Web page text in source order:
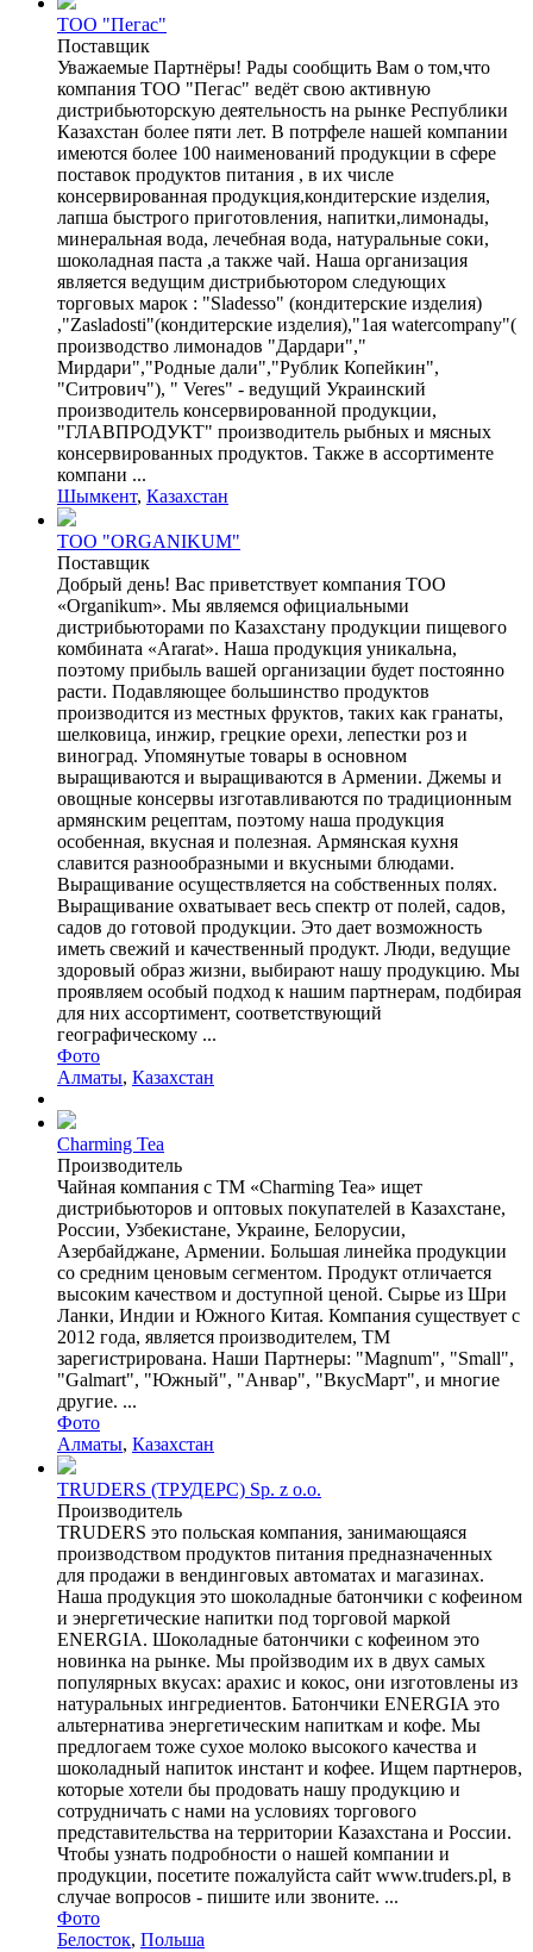
ТОО "Пегас"
Поставщик
Уважаемые Партнёры! Рады сообщить Вам о том,что
компания ТОО "Пегас" ведёт свою активную
дистрибьюторскую деятельность на рынке Республики
Казахстан более пяти лет. В потрфеле нашей компании
имеются более 100 наименований продукции в сфере
поставок продуктов питания , в их числе
консервированная продукция,кондитерские изделия,
лапша быстрого приготовления, напитки,лимонады,
минеральная вода, лечебная вода, натуральные соки,
шоколадная паста ,а также чай. Наша организация
является ведущим дистрибьютором следующих
торговых марок : "Sladesso" (кондитерские изделия)
,"Zasladosti"(кондитерские изделия),"1ая watercompany"(
производство лимонадов "Дардари","
Мирдари","Родные дали","Рублик Копейкин",
"Ситрович"), " Veres" - ведущий Украинский
производитель консервированной продукции,
"ГЛАВПРОДУКТ" производитель рыбных и мясных
консервированных продуктов. Также в ассортименте
компани ...
Шымкент, Казахстан
ТОО "ORGANIKUM"
Поставщик
Добрый день! Вас приветствует компания ТОО
«Organikum». Мы являемся официальными
дистрибьюторами по Казахстану продукции пищевого
комбината «Аrarat». Наша продукция уникальна,
поэтому прибыль вашей организации будет постоянно
расти. Подавляющее большинство продуктов
производится из местных фруктов, таких как гранаты,
шелковица, инжир, грецкие орехи, лепестки роз и
виноград. Упомянутые товары в основном
выращиваются и выращиваются в Армении. Джемы и
овощные консервы изготавливаются по традиционным
армянским рецептам, поэтому наша продукция
особенная, вкусная и полезная. Армянская кухня
славится разнообразными и вкусными блюдами.
Выращивание осуществляется на собственных полях.
Выращивание охватывает весь спектр от полей, садов,
садов до готовой продукции. Это дает возможность
иметь свежий и качественный продукт. Люди, ведущие
здоровый образ жизни, выбирают нашу продукцию. Мы
проявляем особый подход к нашим партнерам, подбирая
для них ассортимент, соответствующий
географическому ...
Фото
Алматы, Казахстан
Charming Tea
Производитель
Чайная компания с ТМ «Charming Tea» ищет
дистрибьюторов и оптовых покупателей в Казахстане,
России, Узбекистане, Украине, Белорусии,
Азербайджане, Армении. Большая линейка продукции
со средним ценовым сегментом. Продукт отличается
высоким качеством и доступной ценой. Сырье из Шри
Ланки, Индии и Южного Китая. Компания существует с
2012 года, является производителем, ТМ
зарегистрирована. Наши Партнеры: "Magnum", "Small",
"Galmart", "Южный", "Анвар", "ВкусМарт", и многие
другие. ...
Фото
Алматы, Казахстан
TRUDERS (ТРУДЕРС) Sp. z o.o.
Производитель
TRUDERS это польская компания, занимающаяся
производством продуктов питания предназначенных
для продажи в вендинговых автоматах и магазинах.
Наша продукция это шоколадные батончики с кофеином
и энергетические напитки под торговой маркой
ENERGIA. Шоколадные батончики с кофеином это
новинка на рынке. Мы пройзводим их в двух самых
популярных вкусах: арахис и кокос, они изготовлены из
натуральных ингредиентов. Батончики ENERGIA это
альтернатива энергетическим напиткам и кофе. Мы
предлогаем тоже сухое молоко высокого качества и
шоколадный напиток инстант и кофее. Ищем партнеров,
которые хотели бы продовать нашу продукцию и
сотрудничать с нами на условиях торгового
представительства на территории Казахстана и России.
Чтобы узнать подробности о нашей компании и
продукции, посетите пожалуйста сайт www.truders.pl, в
случае вопросов - пишите или звоните. ...
Фото
Белосток, Польша